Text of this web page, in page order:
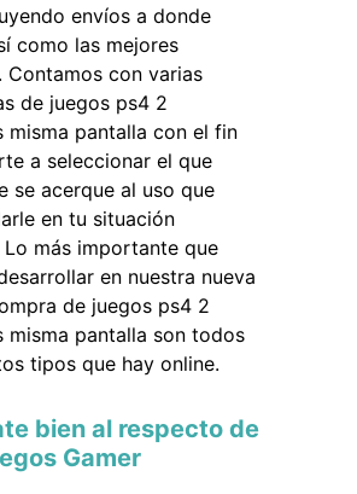
envíos a donde
como las mejores
Contamos con varias
de juegos ps4 2
misma pantalla con el fin
a seleccionar el que
se acerque al uso que
en tu situación
más importante que
en nuestra nueva
de juegos ps4 2
misma pantalla son todos
tipos que hay online.
bien al respecto de
Gamer